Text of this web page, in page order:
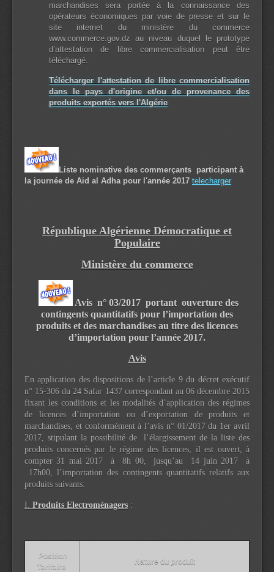
marchandises sera portée à la connaissance des
opérateurs économiques par voie de presse et sur le
site internet du ministère du commerce
www.commerce.gov.dz au niveau duquel le prototype
d’attestation de libre commercialisation peut être
téléchargé.
Télécharger l'attestation de libre commercialisation
dans le pays d'origine et/ou de provenance des
produits exportés vers l'Algérie
Liste nominative des commerçants participant à
la journée de Aid al Adha pour l'année 2017 telecharger
République Algérienne Démocratique et
Populaire
Ministère du commerce
Avis n° 03/2017 portant ouverture des
contingents quantitatifs pour l’importation des
produits et des marchandises au titre des licences
d’importation pour l’année 2017.
Avis
En application des dispositions de l’article 9 du décret exécutif
n° 15-306 du 24 Safar 1437 correspondant au 06 décembre 2015
fixant les conditions et les modalités d’application des régimes
de licences d’importation ou d’exportation de produits et
marchandises, et conformément à l’avis n° 01/2017 du 1er avril
2017, stipulant la possibilité de l’élargissement de la liste des
produits concernés par le régime des licences, il est ouvert, à
compter 31 mai 2017 à 8h 00, jusqu’au 14 juin 2017 à
17h00, l’importation des contingents quantitatifs relatifs aux
produits suivants:
I. Produits Electroménagers :
Position
Tarifaire
Nature du produit